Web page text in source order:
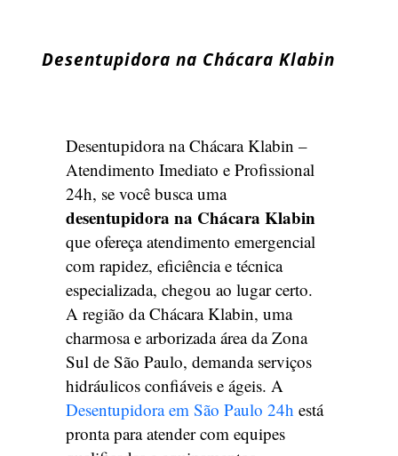
Desentupidora na Chácara Klabin
Desentupidora na Chácara Klabin –
Atendimento Imediato e Profissional
24h, se você busca uma
desentupidora na Chácara Klabin
que ofereça atendimento emergencial
com rapidez, eficiência e técnica
especializada, chegou ao lugar certo.
A região da Chácara Klabin, uma
charmosa e arborizada área da Zona
Sul de São Paulo, demanda serviços
hidráulicos confiáveis e ágeis. A
Desentupidora em São Paulo 24h está
pronta para atender com equipes